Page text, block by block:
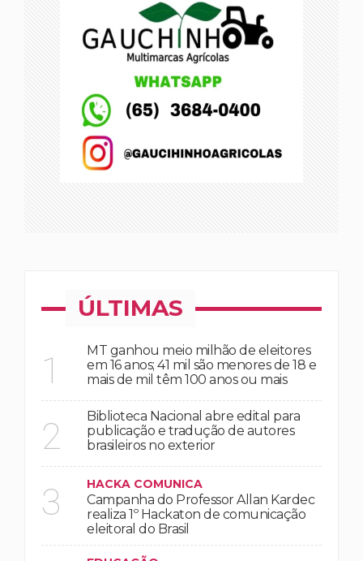
ÚLTIMAS
1
MT ganhou meio milhão de eleitores
em 16 anos; 41 mil são menores de 18 e
mais de mil têm 100 anos ou mais
2
Biblioteca Nacional abre edital para
publicação e tradução de autores
brasileiros no exterior
3 HACKA COMUNICA
Campanha do Professor Allan Kardec
realiza 1º Hackaton de comunicação
eleitoral do Brasil